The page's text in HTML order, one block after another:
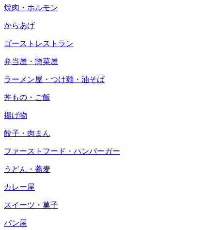
焼肉・ホルモン
からあげ
ゴーストレストラン
弁当屋・惣菜屋
ラーメン屋・つけ麺・油そば
丼もの・ご飯
揚げ物
餃子・肉まん
ファーストフード・ハンバーガー
うどん・蕎麦
カレー屋
スイーツ・菓子
パン屋